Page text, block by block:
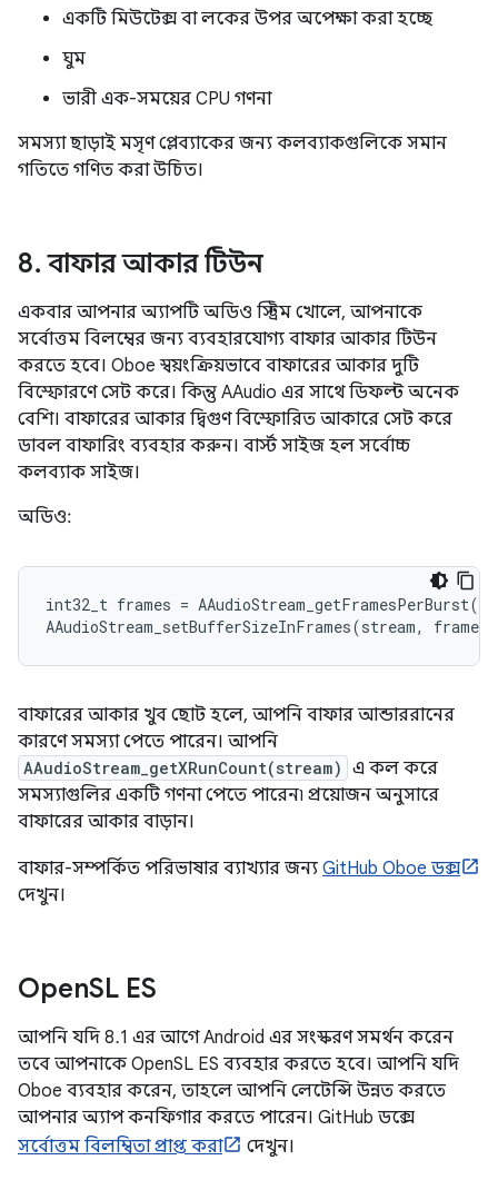
একটি মিউটেক্স বা লকের উপর অপেক্ষা করা হচ্ছে
ঘুম
ভারী এক-সময়ের CPU গণনা
সমস্যা ছাড়াই মসৃণ প্লেব্যাকের জন্য কলব্যাকগুলিকে সমান
গতিতে গণিত করা উচিত।
8. বাফার আকার টিউন
একবার আপনার অ্যাপটি অডিও স্ট্রিম খোলে, আপনাকে
সর্বোত্তম বিলম্বের জন্য ব্যবহারযোগ্য বাফার আকার টিউন
করতে হবে। Oboe স্বয়ংক্রিয়ভাবে বাফারের আকার দুটি
বিস্ফোরণে সেট করে। কিন্তু AAudio এর সাথে ডিফল্ট অনেক
বেশি। বাফারের আকার দ্বিগুণ বিস্ফোরিত আকারে সেট করে
ডাবল বাফারিং ব্যবহার করুন। বার্স্ট সাইজ হল সর্বোচ্চ
কলব্যাক সাইজ।
অডিও:
int32_t frames =
বাফারের আকার খুব ছোট হলে, আপনি বাফার আন্ডাররানের
কারণে সমস্যা পেতে পারেন। আপনি
AAudioStream_getXRunCount(stream) এ কল করে
সমস্যাগুলির একটি গণনা পেতে পারেন৷ প্রয়োজন অনুসারে
বাফারের আকার বাড়ান।
বাফার-সম্পর্কিত পরিভাষার ব্যাখ্যার জন্য GitHub Oboe ডক্স
দেখুন।
OpenSL ES
আপনি যদি 8.1 এর আগে Android এর সংস্করণ সমর্থন করেন
তবে আপনাকে OpenSL ES ব্যবহার করতে হবে। আপনি যদি
Oboe ব্যবহার করেন, তাহলে আপনি লেটেন্সি উন্নত করতে
আপনার অ্যাপ কনফিগার করতে পারেন। GitHub ডক্সে
সর্বোত্তম বিলম্বিতা প্রাপ্ত করা
দেখুন।